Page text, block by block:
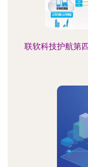
联软科技护航第